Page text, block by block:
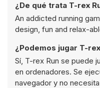
¿De qué trata T-rex
An addicted running
design, fun and relax-
¿Podemos jugar T-
Sí, T-rex Run se puede
en ordenadores. Se
navegador y no